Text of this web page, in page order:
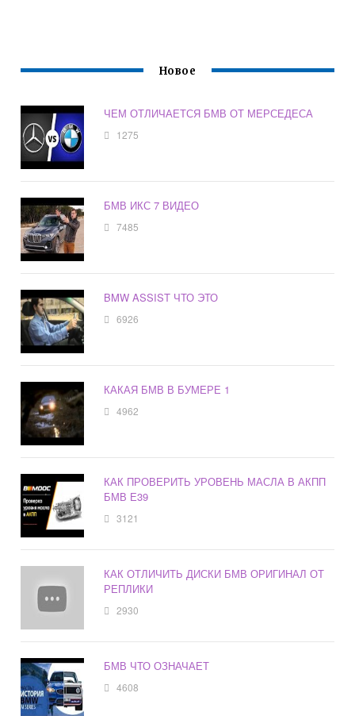
Новое
ЧЕМ ОТЛИЧАЕТСЯ БМВ ОТ МЕРСЕДЕСА
1275
БМВ ИКС 7 ВИДЕО
7485
BMW ASSIST ЧТО ЭТО
6926
КАКАЯ БМВ В БУМЕРЕ 1
4962
КАК ПРОВЕРИТЬ УРОВЕНЬ МАСЛА В АКПП
БМВ Е39
3121
КАК ОТЛИЧИТЬ ДИСКИ БМВ ОРИГИНАЛ ОТ
РЕПЛИКИ
2930
БМВ ЧТО ОЗНАЧАЕТ
4608